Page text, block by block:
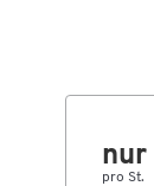
nur
pro St.